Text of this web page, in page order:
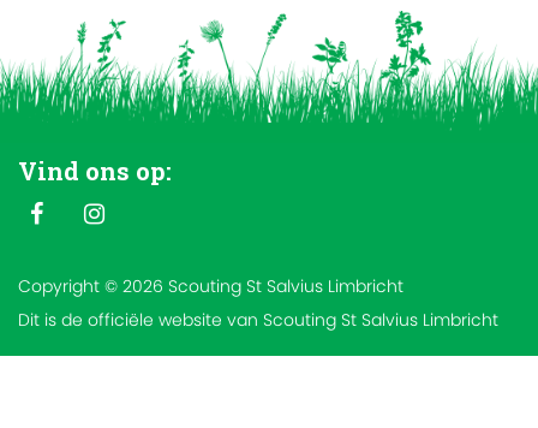
Vind ons op:
Copyright © 2026 Scouting St Salvius Limbricht
Dit is de officiële website van Scouting St Salvius Limbricht